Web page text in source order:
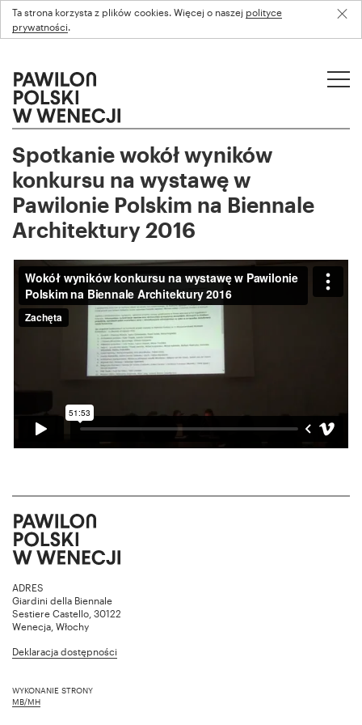
Ta strona korzysta z plików cookies. Więcej o naszej polityce
prywatności.
Spotkanie wokół wyników
konkursu na wystawę w
Pawilonie Polskim na Biennale
Architektury 2016
ADRES
Giardini della Biennale
Sestiere Castello, 30122
Wenecja, Włochy
Deklaracja dostępności
WYKONANIE STRONY
MB/MH